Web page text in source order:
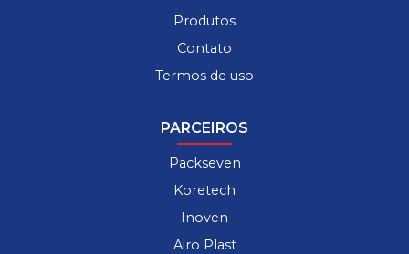
Produtos
Contato
Termos de uso
PARCEIROS
Packseven
Koretech
Inoven
Airo Plast